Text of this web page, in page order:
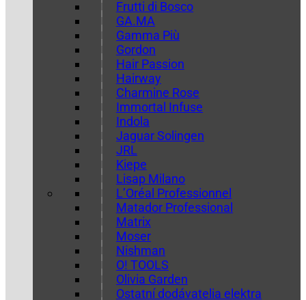
Frutti di Bosco
GA.MA
Gamma Più
Gordon
Hair Passion
Hairway
Charmine Rose
Immortal Infuse
Indola
Jaguar Solingen
JRL
Kiepe
Lisap Milano
L’Oréal Professionnel
Matador Professional
Matrix
Moser
Nishman
O! TOOLS
Olivia Garden
Ostatní dodávatelia elektra